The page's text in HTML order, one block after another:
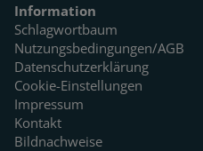
Information
Schlagwortbaum
Nutzungsbedingungen/AGB
Datenschutzerklärung
Cookie-Einstellungen
Impressum
Kontakt
Bildnachweise